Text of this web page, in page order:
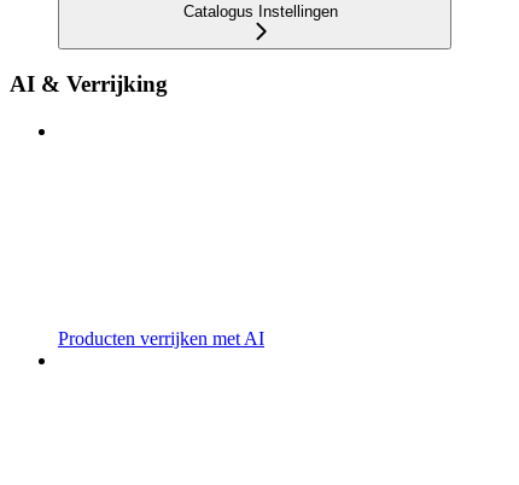
Catalogus Instellingen
AI & Verrijking
Producten verrijken met AI